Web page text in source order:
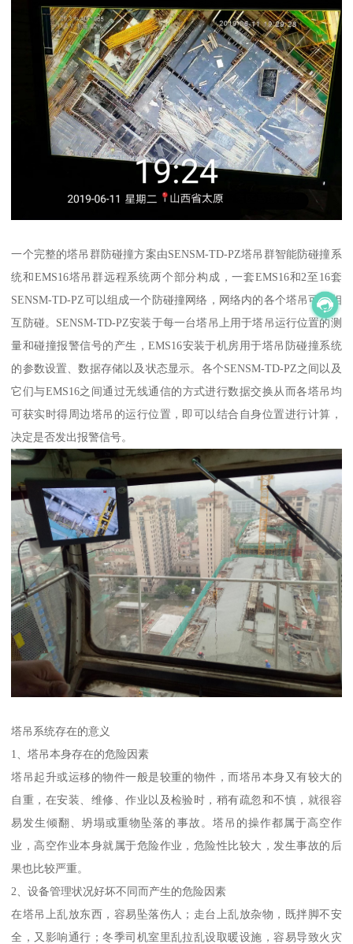
一个完整的塔吊群防碰撞方案由SENSM-TD-PZ塔吊群智能防碰撞系
统和EMS16塔吊群远程系统两个部分构成，一套EMS16和2至16套
SENSM-TD-PZ可以组成一个防碰撞网络，网络内的各个塔吊可以相
互防碰。SENSM-TD-PZ安装于每一台塔吊上用于塔吊运行位置的测
量和碰撞报警信号的产生，EMS16安装于机房用于塔吊防碰撞系统
的参数设置、数据存储以及状态显示。各个SENSM-TD-PZ之间以及
它们与EMS16之间通过无线通信的方式进行数据交换从而各塔吊均
可获实时得周边塔吊的运行位置，即可以结合自身位置进行计算，
决定是否发出报警信号。
塔吊系统存在的意义
1、塔吊本身存在的危险因素
塔吊起升或运移的物件一般是较重的物件，而塔吊本身又有较大的
自重，在安装、维修、作业以及检验时，稍有疏忽和不慎，就很容
易发生倾翻、坍塌或重物坠落的事故。塔吊的操作都属于高空作
业，高空作业本身就属于危险作业，危险性比较大，发生事故的后
果也比较严重。
2、设备管理状况好坏不同而产生的危险因素
在塔吊上乱放东西，容易坠落伤人；走台上乱放杂物，既拌脚不安
全，又影响通行；冬季司机室里乱拉乱设取暖设施，容易导致火灾